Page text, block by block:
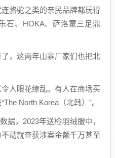
骆驼之类的亲民品牌都玩得
石、HOKA、萨洛蒙三足鼎
，这两年山寨厂家们也把北
人眼花缭乱。有人在商场买
North Korea（北韩）”。
据，2023年送检羽绒服中，
动就查获涉案金额千万甚至